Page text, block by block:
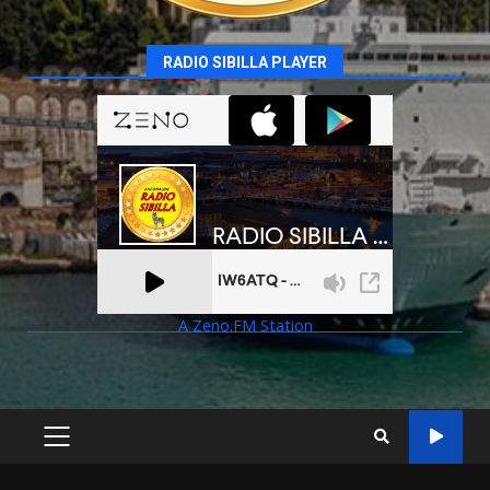
RADIO SIBILLA PLAYER
A Zeno.FM Station
PRIMARY